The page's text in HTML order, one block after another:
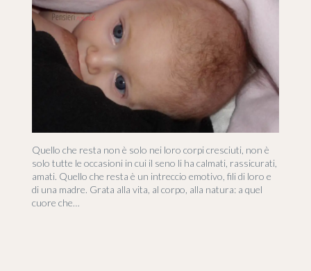
Quello che resta non è solo nei loro corpi cresciuti, non è
solo tutte le occasioni in cui il seno li ha calmati, rassicurati,
amati. Quello che resta è un intreccio emotivo, fili di loro e
di una madre. Grata alla vita, al corpo, alla natura: a quel
cuore che…